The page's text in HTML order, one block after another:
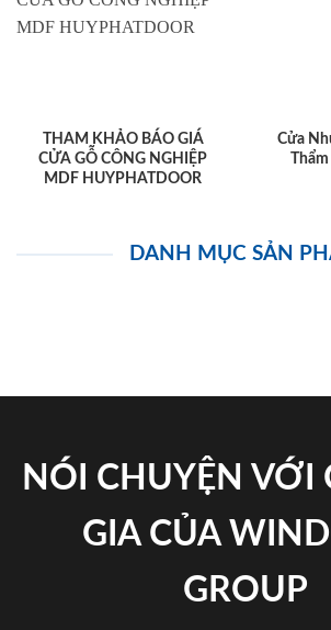
THAM KHẢO BÁO GIÁ
CỬA GỖ CÔNG NGHIỆP
MDF HUYPHATDOOR
Cửa
DANH MỤC SẢN
NÓI CHUYỆN VỚI
GIA CỦA
GROUP